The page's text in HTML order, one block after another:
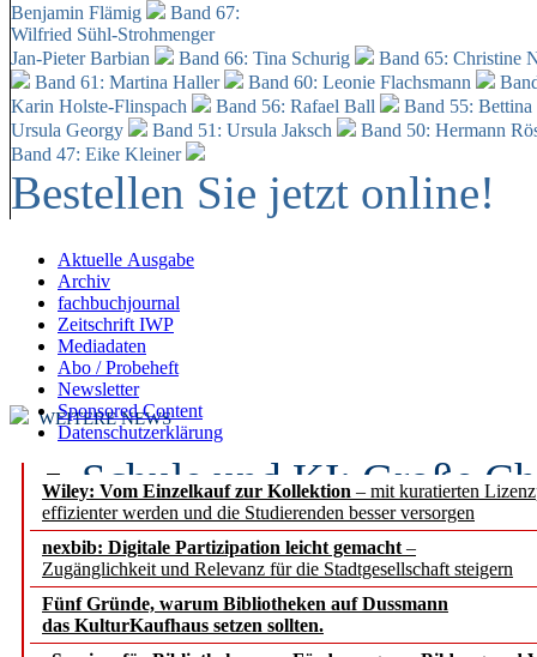
Benjamin Flämig
Band 67:
Wilfried Sühl-Strohmenger
Jan-Pieter Barbian
Band 66: Tina Schurig
Band 65: Christine
Band 61: Martina Haller
Band 60: Leonie Flachsmann
Karin Holste-Flinspach
Band 56: Rafael Ball
Band 55:
Ursula Georgy
Band 51: Ursula Jaksch Band 50: Hermann
Band 47: Eike Kleiner
Bestellen Sie jetzt online!
Aktuelle Ausgabe
Archiv
fachbuchjournal
Zeitschrift IWP
Mediadaten
Abo / Probeheft
Newsletter
Sponsored Content
Datenschutzerklärung
Wiley: Vom Einzelkauf zur Kollektion – mit kuratierten
effizienter werden und die Studierenden besser versorgen
nexbib: Digitale Partizipation leicht gemacht –
Zugänglichkeit und Relevanz für die Stadtgesellschaft steigern
Fünf Gründe, warum Bibliotheken auf Dussmann
das KulturKaufhaus setzen sollten.
WEITERE NEWS
Schule und KI: Große
Voraussetzungen
Erfolgreiches erstes
Segment Research –